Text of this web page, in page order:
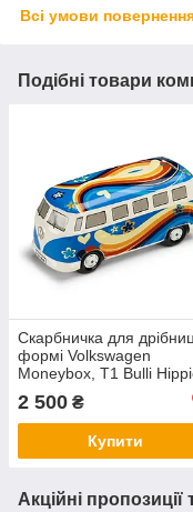
Всі умови
Подібні товари
Скарбничка для
формі Volkswagen
Moneybox, T1 Bulli
7E908770918R
2 500 ₴
Купити
Акційні